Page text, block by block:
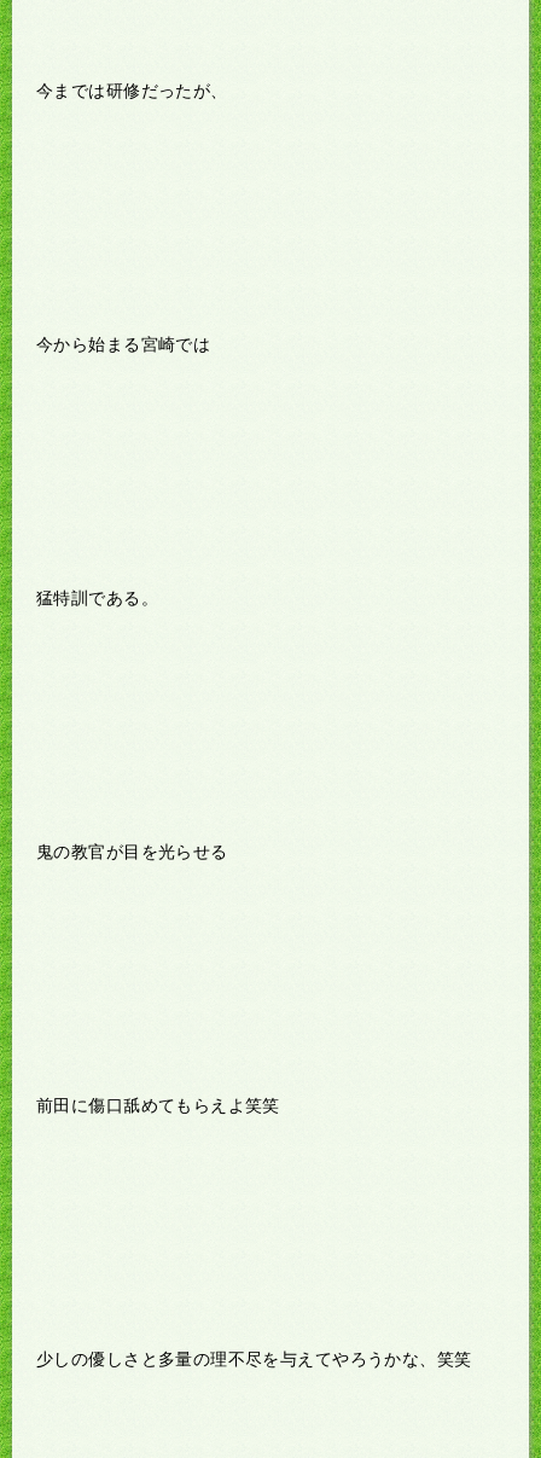
今までは研修だったが、
今から始まる宮崎では
猛特訓である。
鬼の教官が目を光らせる
前田に傷口舐めてもらえよ笑笑
少しの優しさと多量の理不尽を与えてやろうかな、笑笑